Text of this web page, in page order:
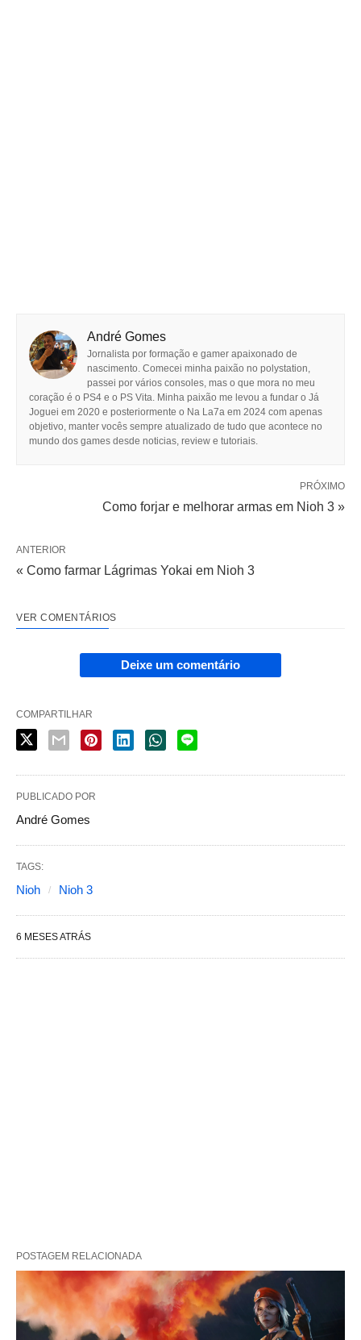
André Gomes
Jornalista por formação e gamer apaixonado de
nascimento. Comecei minha paixão no polystation,
passei por vários consoles, mas o que mora no meu
coração é o PS4 e o PS Vita. Minha paixão me levou a fundar o Já
Joguei em 2020 e posteriormente o Na La7a em 2024 com apenas
objetivo, manter vocês sempre atualizado de tudo que acontece no
mundo dos games desde noticias, review e tutoriais.
PRÓXIMO
Como forjar e melhorar armas em Nioh 3 »
ANTERIOR
« Como farmar Lágrimas Yokai em Nioh 3
VER COMENTÁRIOS
Deixe um comentário
COMPARTILHAR
PUBLICADO POR
André Gomes
TAGS:
Nioh Nioh 3
6 MESES ATRÁS
POSTAGEM RELACIONADA